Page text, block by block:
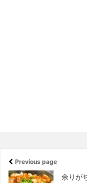
Previous page
余りが